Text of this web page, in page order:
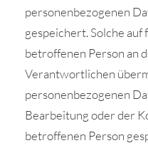
personenbezogenen
gespeichert. Solche
betroffenen Person an
Verantwortlichen
personenbezogenen
Bearbeitung oder der
betroffenen Person